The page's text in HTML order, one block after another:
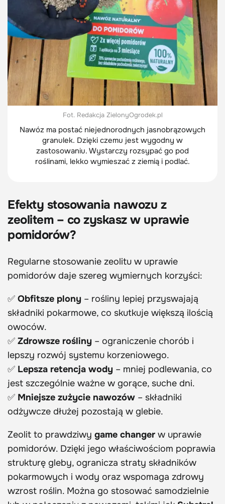
Fot. Redakcja ZielonyOgrodek.pl
Nawóz ma postać niejednorodnych jasnobrązowych
granulek. Dzięki czemu jest wygodny w
zastosowaniu. Wystarczy rozsypać go pod
roślinami, lekko wymieszać z ziemią i podlać.
Efekty stosowania nawozu z
zeolitem – co zyskasz w uprawie
pomidorów?
Regularne stosowanie zeolitu w uprawie
pomidorów daje szereg wymiernych korzyści:
✅ Obfitsze plony – rośliny lepiej przyswajają
składniki pokarmowe, co skutkuje większą ilością
owoców.
✅ Zdrowsze rośliny – ograniczenie chorób i
lepszy rozwój systemu korzeniowego.
✅ Lepsza retencja wody – mniej podlewania, co
jest szczególnie ważne w gorące, suche dni.
✅ Mniejsze zużycie nawozów – składniki
odżywcze dłużej pozostają w glebie.
Zeolit to prawdziwy game changer w uprawie
pomidorów. Dzięki jego właściwościom poprawia
strukturę gleby, ogranicza straty składników
pokarmowych i wody oraz wspomaga zdrowy
wzrost roślin. Można go stosować samodzielnie